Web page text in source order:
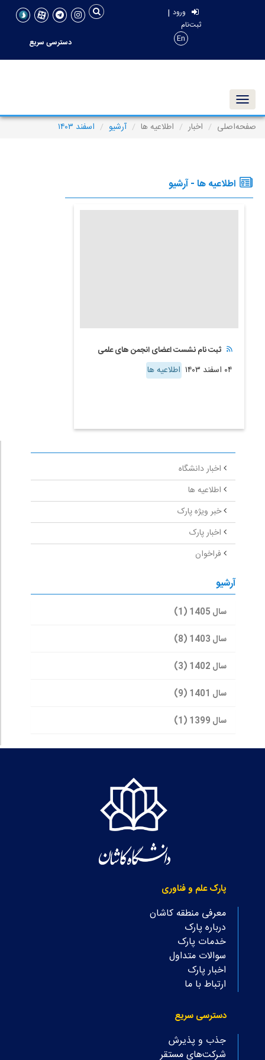
ورود |
ثبت‌نام
En
دسترسی سریع
Toggle navigation
صفحه‌اصلی
اخبار اطلاعیه ها آرشیو اسفند ۱۴۰۳
اطلاعیه ها - آرشیو
ثبت نام نشست اعضای انجمن های علمی
۰۴ اسفند ۱۴۰۳ اطلاعیه ها
اخبار دانشگاه
اطلاعیه ها
خبر ویژه پارک
اخبار پارک
فراخوان
آرشیو
سال 1405 (1)
سال 1403 (8)
سال 1402 (3)
سال 1401 (9)
سال 1399 (1)
پارک علم و فناوری
معرفی منطقه کاشان
درباره پارک
خدمات پارک
سوالات متداول
اخبار پارک
ارتباط با ما
دسترسی سریع
جذب و پذیرش
شرکت‌های مستقر